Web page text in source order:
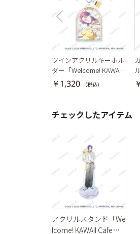
ツインアクリルキーホル
ダー「Welcome! KAWAII
Cafe♡ Aporia × Sanrio c
haracters」隠岐谷誓×ポ
￥1,320 （税込）
チェックしたアイテム
アクリルスタンド「We
lcome! KAWAII Cafe♡ A